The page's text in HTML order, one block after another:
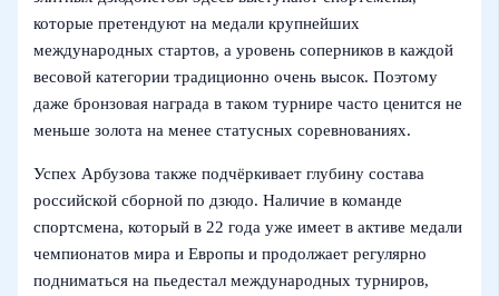
которые претендуют на медали крупнейших
международных стартов, а уровень соперников в каждой
весовой категории традиционно очень высок. Поэтому
даже бронзовая награда в таком турнире часто ценится не
меньше золота на менее статусных соревнованиях.
Успех Арбузова также подчёркивает глубину состава
российской сборной по дзюдо. Наличие в команде
спортсмена, который в 22 года уже имеет в активе медали
чемпионатов мира и Европы и продолжает регулярно
подниматься на пьедестал международных турниров,